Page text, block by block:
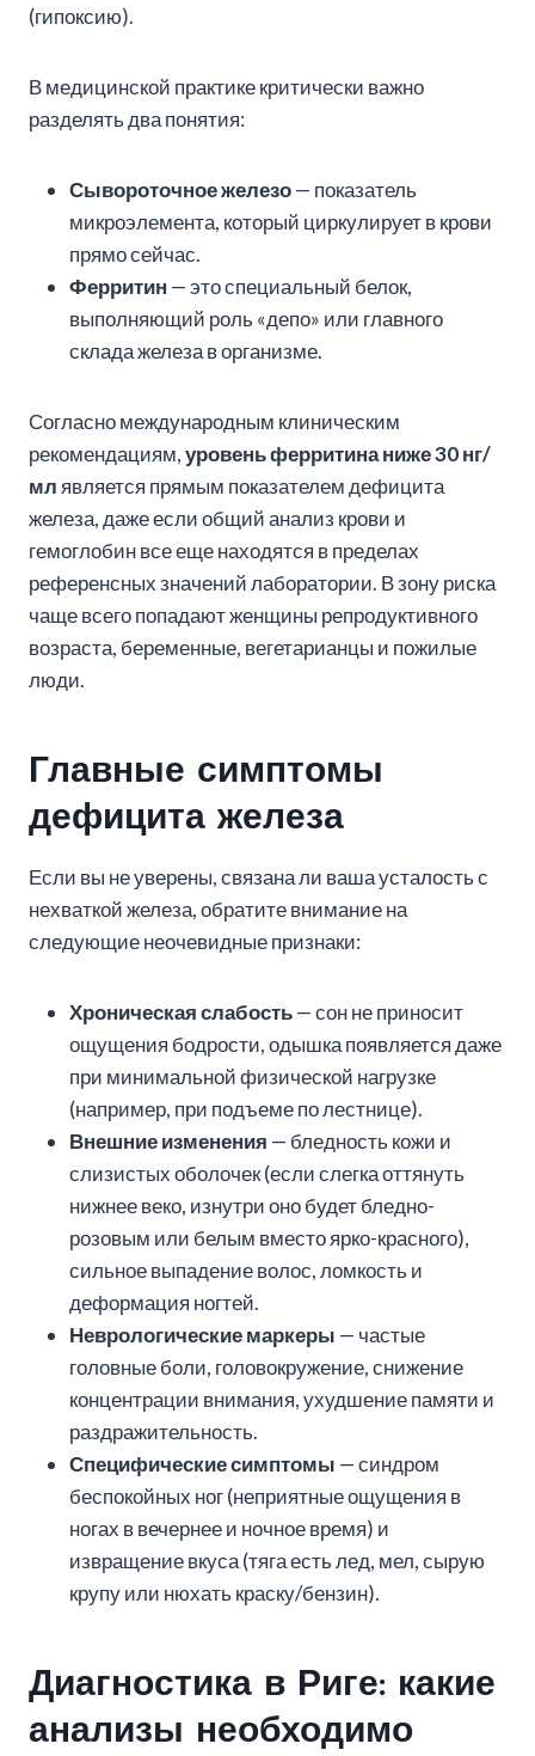
(гипоксию).
В медицинской практике критически важно
разделять два понятия:
Сывороточное железо— показатель
микроэлемента, который циркулирует в крови
прямо сейчас.
Ферритин — это специальный белок,
выполняющий роль «депо» или главного
склада железа в организме.
Согласно международным клиническим
рекомендациям,уровень ферритина ниже 30 нг/
мл является прямым показателем дефицита
железа, даже если общий анализ крови и
гемоглобин все еще находятся в пределах
референсных значений лаборатории. В зону риска
чаще всего попадают женщины репродуктивного
возраста, беременные, вегетарианцы и пожилые
люди.
Главные симптомы
дефицита железа
Если вы не уверены, связана ли ваша усталость с
нехваткой железа, обратите внимание на
следующие неочевидные признаки:
Хроническая слабость— сон не приносит
ощущения бодрости, одышка появляется даже
при минимальной физической нагрузке
(например, при подъеме по лестнице).
Внешние изменения — бледность кожи и
слизистых оболочек (если слегка оттянуть
нижнее веко, изнутри оно будет бледно-
розовым или белым вместо ярко-красного),
сильное выпадение волос, ломкость и
деформация ногтей.
Неврологические маркеры — частые
головные боли, головокружение, снижение
концентрации внимания, ухудшение памяти и
раздражительность.
Специфические симптомы — синдром
беспокойных ног (неприятные ощущения в
ногах в вечернее и ночное время) и
извращение вкуса (тяга есть лед, мел, сырую
крупу или нюхать краску/бензин).
Диагностика в Риге: какие
анализы необходимо